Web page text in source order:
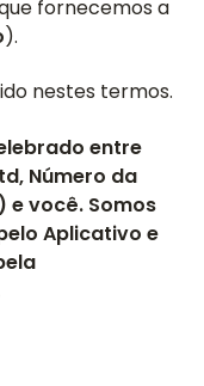
fornecemos a
).
nestes termos.
entre
Número da
e você. Somos
Aplicativo e